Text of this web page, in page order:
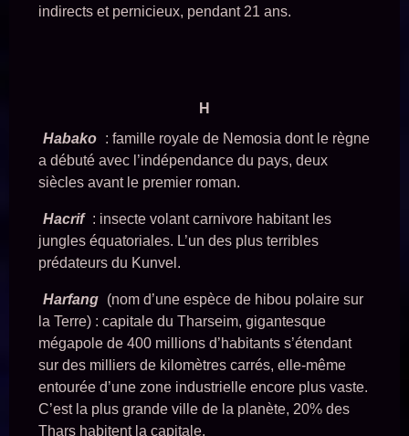
indirects et pernicieux, pendant 21 ans.
H
Habako
: famille royale de Nemosia dont le règne
a débuté avec l’indépendance du pays, deux
siècles avant le premier roman.
Hacrif : insecte volant carnivore habitant les
jungles équatoriales. L’un des plus terribles
prédateurs du Kunvel.
Harfang (nom d’une espèce de hibou polaire sur
la Terre) : capitale du Tharseim, gigantesque
mégapole de 400 millions d’habitants s’étendant
sur des milliers de kilomètres carrés, elle-même
entourée d’une zone industrielle encore plus vaste.
C’est la plus grande ville de la planète, 20% des
Thars habitent la capitale.